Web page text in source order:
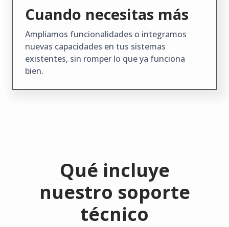
Cuando necesitas más
Ampliamos funcionalidades o integramos
nuevas capacidades en tus sistemas
existentes, sin romper lo que ya funciona
bien.
Qué incluye
nuestro soporte
técnico